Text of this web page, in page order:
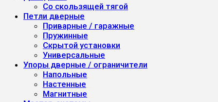
Со скользящей тягой
Петли дверные
Приварные / гаражные
Пружинные
Скрытой установки
Универсальные
Упоры дверные / ограничители
Напольные
Настенные
Магнитные